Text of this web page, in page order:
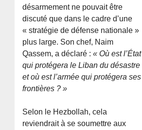
désarmement ne pouvait être
discuté que dans le cadre d’une
« stratégie de défense nationale »
plus large. Son chef, Naim
Qassem, a déclaré :« Où est l’État
qui protégera le Liban du désastre
et où est l’armée qui protégera ses
frontières ? »
Selon le Hezbollah, cela
reviendrait à se soumettre aux